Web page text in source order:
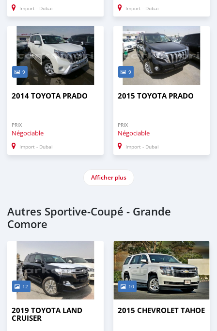
Import - Dubai Import - Dubai
9
2014 TOYOTA PRADO
PRIX
Négociable
Import - Dubai
9
2015 TOYOTA PRADO
PRIX
Négociable
Import - Dubai
Afficher plus
Autres Sportive‒Coupé - Grande
Comore
12
2019 TOYOTA LAND
CRUISER
10
2015 CHEVROLET TAHOE